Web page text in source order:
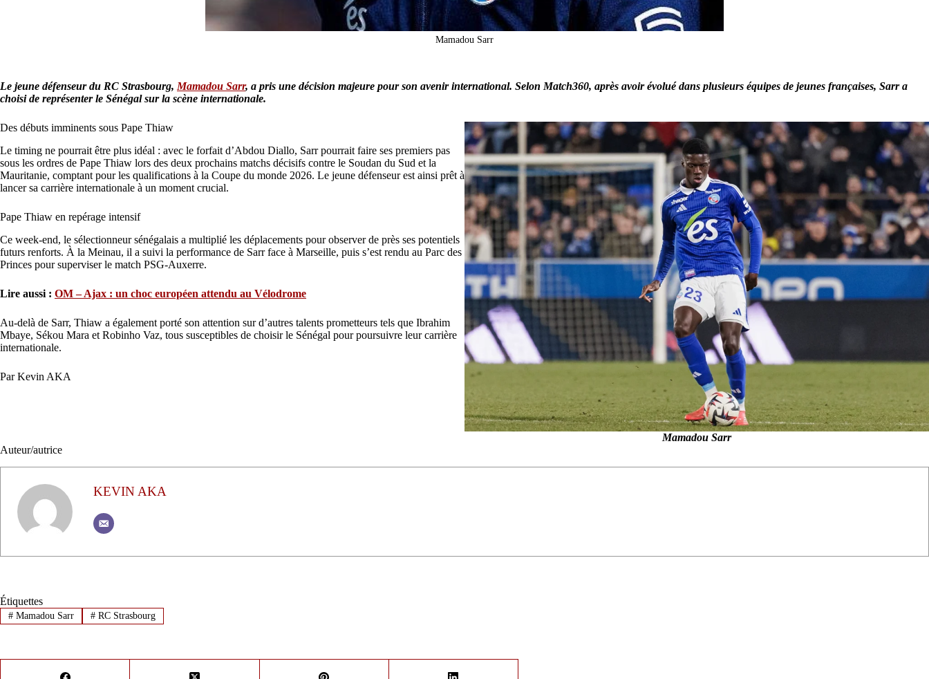
Mamadou Sarr
Le jeune défenseur du RC Strasbourg, Mamadou Sarr, a pris une décision majeure pour son avenir international. Selon Match360, après avoir évolué dans plusieurs équipes de jeunes françaises, Sarr a
choisi de représenter le Sénégal sur la scène internationale.
Des débuts imminents sous Pape Thiaw
Le timing ne pourrait être plus idéal : avec le forfait d’Abdou Diallo, Sarr pourrait faire ses premiers pas
sous les ordres de Pape Thiaw lors des deux prochains matchs décisifs contre le Soudan du Sud et la
Mauritanie, comptant pour les qualifications à la Coupe du monde 2026. Le jeune défenseur est ainsi prêt à
lancer sa carrière internationale à un moment crucial.
Pape Thiaw en repérage intensif
Ce week-end, le sélectionneur sénégalais a multiplié les déplacements pour observer de près ses potentiels
futurs renforts. À la Meinau, il a suivi la performance de Sarr face à Marseille, puis s’est rendu au Parc des
Princes pour superviser le match PSG-Auxerre.
Lire aussi : OM – Ajax : un choc européen attendu au Vélodrome
Au-delà de Sarr, Thiaw a également porté son attention sur d’autres talents prometteurs tels que Ibrahim
Mbaye, Sékou Mara et Robinho Vaz, tous susceptibles de choisir le Sénégal pour poursuivre leur carrière
internationale.
Par Kevin AKA
Mamadou Sarr
Auteur/autrice
KEVIN AKA
Étiquettes
#Mamadou Sarr #RC Strasbourg